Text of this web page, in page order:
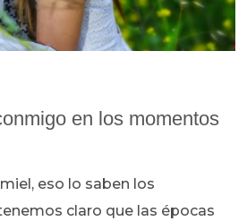
en los momentos
eso lo saben los
claro que las épocas